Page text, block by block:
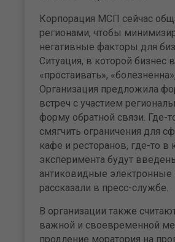
Корпорация МСП сейчас
регионами, чтобы
негативные факторы для
Ситуация, в которой бизнес
«простаивать»,
Организация предложила
встреч с участием
форму обратной связи. Где-
смягчить ограничения для
кафе и ресторанов, где-то в
эксперимента будут
антиковидные электронные
рассказали в пресс-службе.
В организации также
важной и своевременной
продление моратория на